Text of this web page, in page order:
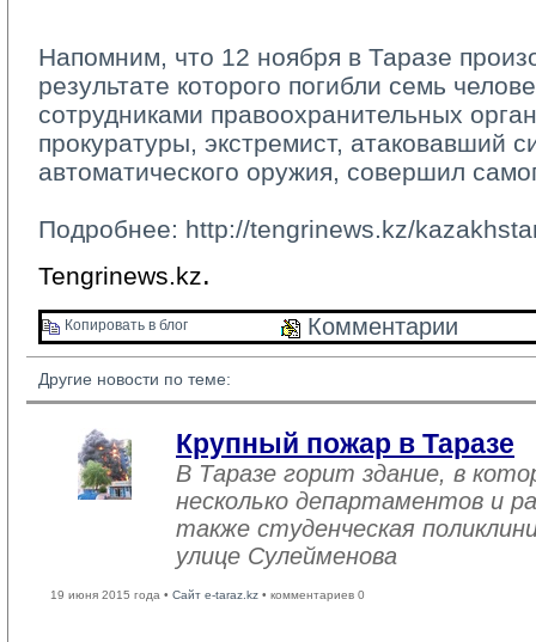
Напомним, что 12 ноября в Таразе
результате которого погибли семь
сотрудниками правоохранительных
прокуратуры, экстремист, атаковавший
автоматического оружия, совершил
Подробнее: http://tengrinews.kz/
Tengrinews.kz.
Копировать в блог Комментарии
Другие новости по теме:
Крупный пожар в Таразе
В Таразе горит здание, в
несколько департаментов и
также студенческая
улице Сулейменова
19 июня 2015 года • Сайт e-taraz.kz • комментариев 0